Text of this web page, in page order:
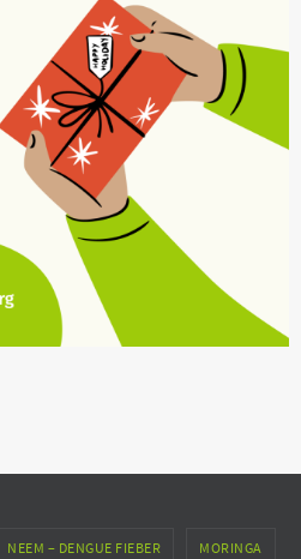
NEEM – DENGUE FIEBER MORINGA